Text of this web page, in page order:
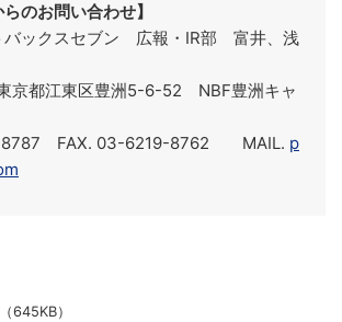
のお問い合わせ】
バックスセブン 広報・IR部 富井、浅
京都江東区豊洲5-6-52 NBF豊洲キャ
8787 FAX. 03-6219-8762 MAIL. p
（645KB）